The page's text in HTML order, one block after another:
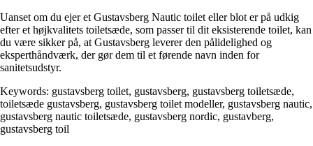
Uanset om du ejer et Gustavsberg Nautic toilet eller blot er på udkig
efter et højkvalitets toiletsæde, som passer til dit eksisterende toilet, kan
du være sikker på, at Gustavsberg leverer den pålidelighed og
eksperthåndværk, der gør dem til et førende navn inden for
sanitetsudstyr.
Keywords: gustavsberg toilet, gustavsberg, gustavsberg toiletsæde,
toiletsæde gustavsberg, gustavsberg toilet modeller, gustavsberg nautic,
gustavsberg nautic toiletsæde, gustavsberg nordic, gustavberg,
gustavsberg toil